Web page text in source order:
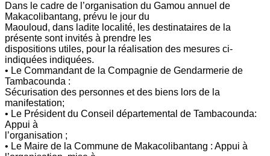
Dans le cadre de l’organisation du Gamou annuel de
Makacolibantang, prévu le jour du
Maouloud, dans ladite localité, les destinataires de la
présente sont invités à prendre les
dispositions utiles, pour la réalisation des mesures ci-
indiquées indiquées.
• Le Commandant de la Compagnie de Gendarmerie de
Tambacounda :
Sécurisation des personnes et des biens lors de la
manifestation;
• Le Président du Conseil départemental de Tambacounda:
Appui à
l’organisation ;
• Le Maire de la Commune de Makacolibantang : Appui à